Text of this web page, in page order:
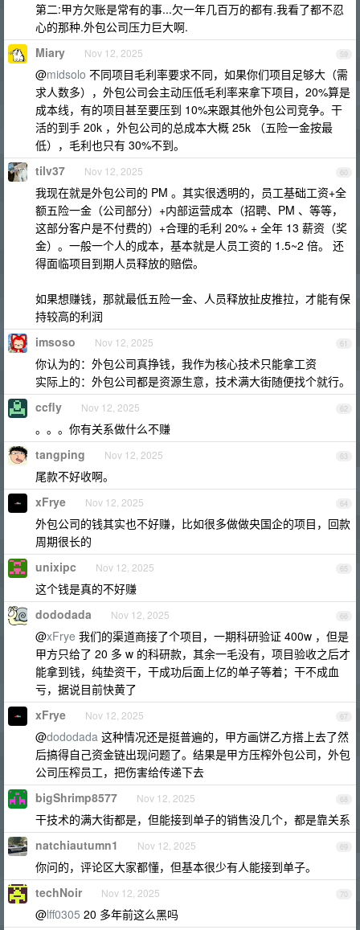
第二:甲方欠账是常有的事...欠一年几百万的都有.我看了都不忍
心的那种.外包公司压力巨大啊.
59
Miary Nov 12, 2025
@midsolo 不同项目毛利率要求不同，如果你们项目足够大（需
求人数多），外包公司会主动压低毛利率来拿下项目，20%算是
成本线，有的项目甚至要压到 10%来跟其他外包公司竞争。干
活的到手 20k ，外包公司的总成本大概 25k （五险一金按最
低），毛利也只有 30%不到。
60
tilv37 Nov 12, 2025
我现在就是外包公司的 PM 。其实很透明的，员工基础工资+全
额五险一金（公司部分）+内部运营成本（招聘、PM 、等等，
这部分客户是不付费的）+合理的毛利 20% + 全年 13 薪资（奖
金）。一般一个人的成本，基本就是人员工资的 1.5~2 倍。 还
得面临项目到期人员释放的赔偿。
如果想赚钱，那就最低五险一金、人员释放扯皮推拉，才能有保
持较高的利润
61
imsoso Nov 12, 2025
你认为的：外包公司真挣钱，我作为核心技术只能拿工资
实际上的：外包公司都是资源生意，技术满大街随便找个就行。
62
ccfly Nov 12, 2025
。。。你有关系做什么不赚
63
tangping Nov 12, 2025
尾款不好收啊。
64
xFrye Nov 12, 2025
外包公司的钱其实也不好赚，比如很多做做央国企的项目，回款
周期很长的
65
unixipc Nov 12, 2025
这个钱是真的不好赚
66
dododada Nov 12, 2025
@xFrye 我们的渠道商接了个项目，一期科研验证 400w ，但是
甲方只给了 20 多 w 的科研款，其余一毛没有，项目验收之后才
能拿到钱，纯垫资干，干成功后面上亿的单子等着；干不成血
亏，据说目前快黄了
67
xFrye Nov 12, 2025
@dododada 这种情况还是挺普遍的，甲方画饼乙方搭上去了然
后搞得自己资金链出现问题了。结果是甲方压榨外包公司，外包
公司压榨员工，把伤害给传递下去
68
bigShrimp8577 Nov 12, 2025
干技术的满大街都是，但能接到单子的销售没几个，都是靠关系
69
natchiautumn1 Nov 12, 2025
你问的，评论区大家都懂，但基本很少有人能接到单子。
70
techNoir Nov 12, 2025
@lff0305 20 多年前这么黑吗